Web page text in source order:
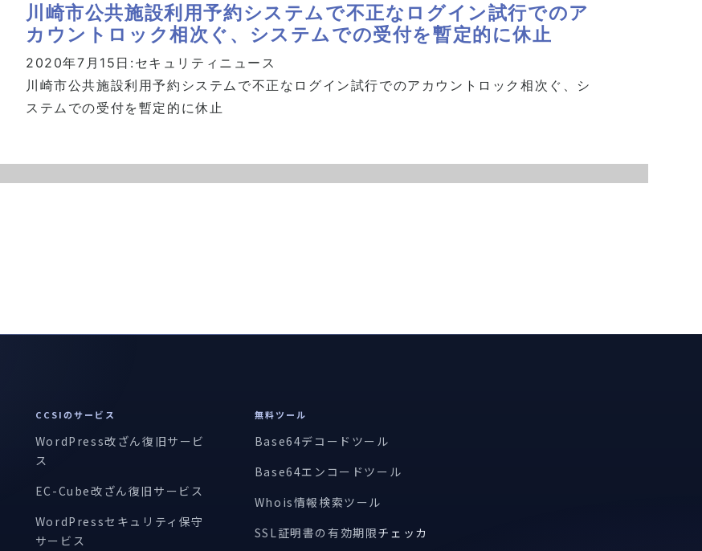
川崎市公共施設利用予約システムで不正なログイン試行でのア
カウントロック相次ぐ、システムでの受付を暫定的に休止
2020年7月15日: セキュリティニュース
川崎市公共施設利用予約システムで不正なログイン試行でのアカウントロック相次ぐ、シ
ステムでの受付を暫定的に休止
CCSIのサービス
WordPress改ざん復旧サービ
ス
EC-Cube改ざん復旧サービス
WordPressセキュリティ保守
サービス
無料ツール
Base64デコードツール
Base64エンコードツール
Whois情報検索ツール
SSL証明書の有効期限チェッカ